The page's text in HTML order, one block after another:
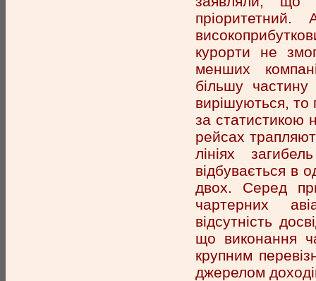
курорти не
менших
більшу
вирішуються,
за статистикою
рейсах
лініях
відбувається в
двох. Серед
чартерних
відсутність
що виконання
крупним
джерелом